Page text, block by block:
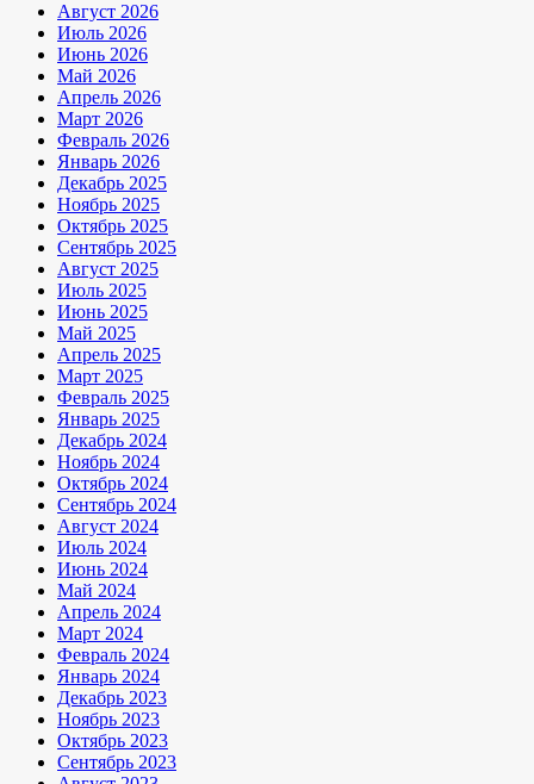
Август 2026
Июль 2026
Июнь 2026
Май 2026
Апрель 2026
Март 2026
Февраль 2026
Январь 2026
Декабрь 2025
Ноябрь 2025
Октябрь 2025
Сентябрь 2025
Август 2025
Июль 2025
Июнь 2025
Май 2025
Апрель 2025
Март 2025
Февраль 2025
Январь 2025
Декабрь 2024
Ноябрь 2024
Октябрь 2024
Сентябрь 2024
Август 2024
Июль 2024
Июнь 2024
Май 2024
Апрель 2024
Март 2024
Февраль 2024
Январь 2024
Декабрь 2023
Ноябрь 2023
Октябрь 2023
Сентябрь 2023